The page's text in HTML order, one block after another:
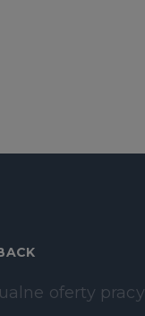
oferty pracy